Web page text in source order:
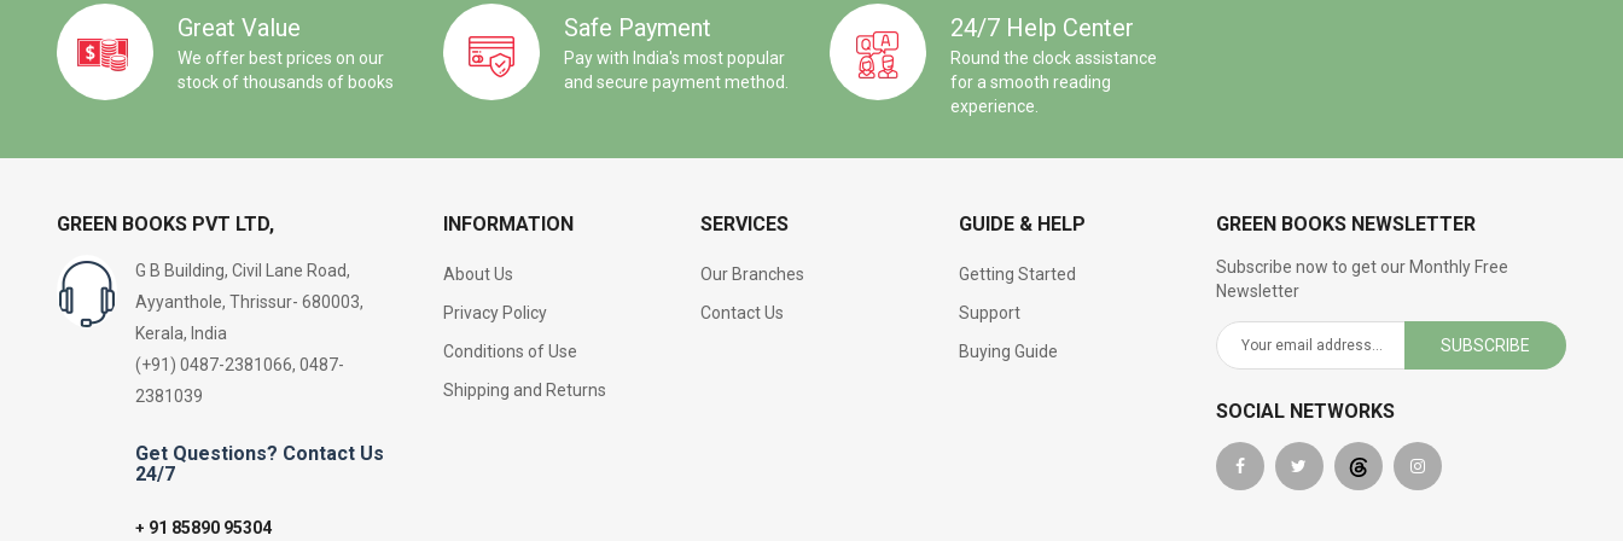
Great Value
We offer best prices on our
stock of thousands of books
Safe Payment
Pay with India's most popular
and secure payment method.
24/7 Help Center
Round the clock assistance
for a smooth reading
experience.
GREEN BOOKS PVT LTD,
G B Building, Civil Lane Road,
Ayyanthole, Thrissur- 680003,
Kerala, India
(+91) 0487-2381066, 0487-
2381039
Get Questions? Contact Us
24/7
+ 91 85890 95304
INFORMATION
About Us
Privacy Policy
Conditions of Use
Shipping and Returns
SERVICES
Our Branches
Contact Us
GUIDE & HELP
Getting Started
Support
Buying Guide
GREEN BOOKS NEWSLETTER
Subscribe now to get our Monthly Free
Newsletter
SUBSCRIBE
SOCIAL NETWORKS